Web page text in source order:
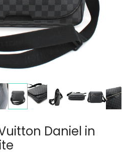
Daniel in